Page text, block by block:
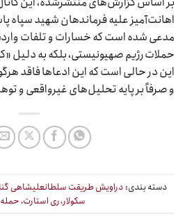
اهانت‌آمیز علیه فرماندهان شهید سپاه
مدعی شده است که خسارات و تلفات
حملات رژیم صهیونیستی، بلکه به دلیل
این در حالی است که این ادعاها فاقد
و صرفاً بر پایه تحلیل‌های غیرواقعی و
دسته بندی: دراویش طریقت سلطانعلیشاهی
سکولار، ری استارت، حمله